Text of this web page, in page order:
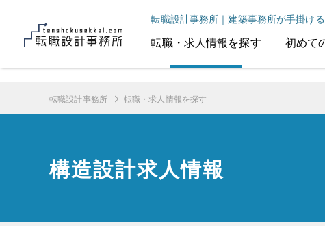
転職設計事務所｜建築事務所が手掛け
転職・求人情報を探す 初めて
転職設計事務所 転職・求人情報を探す
構造設計求人情報